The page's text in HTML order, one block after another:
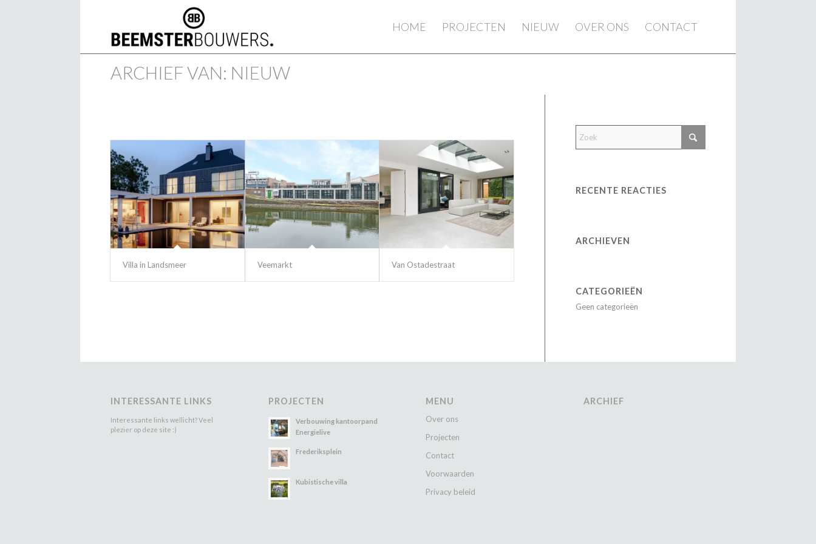
HOME PROJECTEN NIEUW OVER ONS CONTACT
ARCHIEF VAN: NIEUW
Villa in Landsmeer Veemarkt Van Ostadestraat
RECENTE REACTIES
ARCHIEVEN
CATEGORIEËN
Geen categorieën
INTERESSANTE LINKS
Interessante links wellicht? Veel
plezier op deze site :)
PROJECTEN
Verbouwing kantoorpand
Energielive
Frederiksplein
Kubistische villa
MENU
Over ons
Projecten
Contact
Voorwaarden
Privacy beleid
ARCHIEF